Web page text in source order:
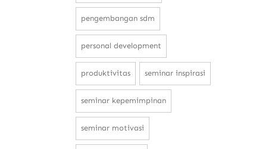
pengembangan sdm
personal development
produktivitas seminar inspirasi
seminar kepemimpinan
seminar motivasi